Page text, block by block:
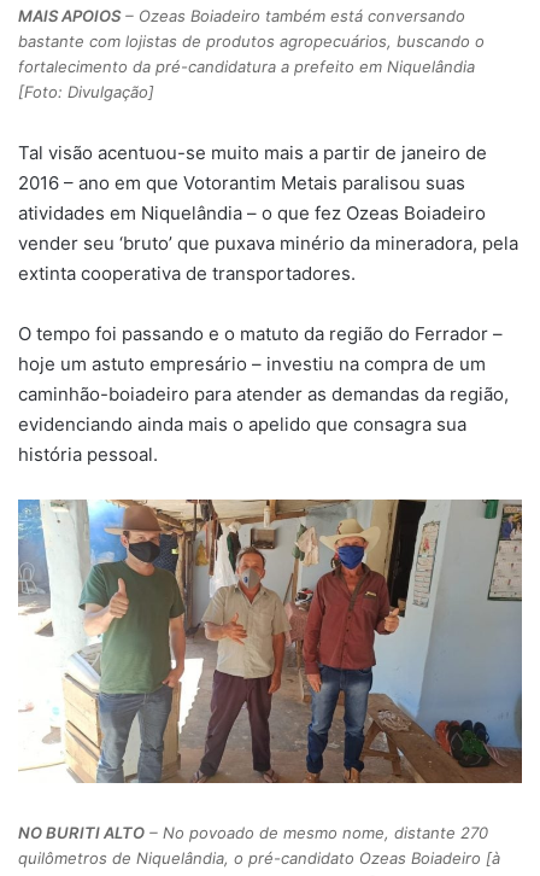
MAIS APOIOS– Ozeas Boiadeiro também está conversando
bastante com lojistas de produtos agropecuários, buscando o
fortalecimento da pré-candidatura a prefeito em Niquelândia
[Foto: Divulgação]
Tal visão acentuou-se muito mais a partir de janeiro de
2016 – ano em que Votorantim Metais paralisou suas
atividades em Niquelândia – o que fez Ozeas Boiadeiro
vender seu ‘bruto’ que puxava minério da mineradora, pela
extinta cooperativa de transportadores.
O tempo foi passando e o matuto da região do Ferrador –
hoje um astuto empresário – investiu na compra de um
caminhão-boiadeiro para atender as demandas da região,
evidenciando ainda mais o apelido que consagra sua
história pessoal.
NO BURITI ALTO – No povoado de mesmo nome, distante 270
quilômetros de Niquelândia, o pré-candidato Ozeas Boiadeiro [à